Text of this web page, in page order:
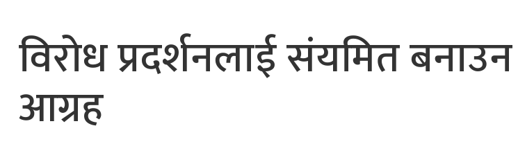
विरोध प्रदर्शनलाई संयमित
आग्रह